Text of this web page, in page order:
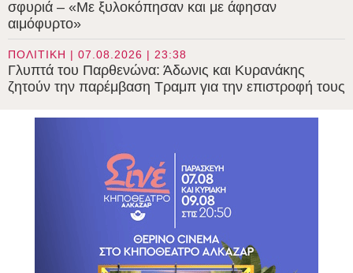
σφυριά – «Με ξυλοκόπησαν και με άφησαν
αιμόφυρτο»
ΠΟΛΙΤΙΚΗ | 07.08.2026 | 23:38
Γλυπτά του Παρθενώνα: Άδωνις και Κυρανάκης
ζητούν την παρέμβαση Τραμπ για την επιστροφή τους